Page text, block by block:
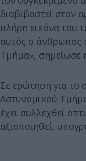
διαβιβαστεί στον
πλήρη εικόνα του
αυτός ο άνθρωπος
Τμήμα», σημείωσε
Σε ερώτηση για το
Αστυνομικού
έχει συλλεχθεί
αξιοποιηθεί,